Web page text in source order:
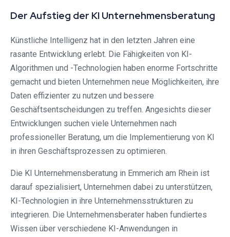
Der Aufstieg der KI Unternehmensberatung
Künstliche Intelligenz hat in den letzten Jahren eine
rasante Entwicklung erlebt. Die Fähigkeiten von KI-
Algorithmen und -Technologien haben enorme Fortschritte
gemacht und bieten Unternehmen neue Möglichkeiten, ihre
Daten effizienter zu nutzen und bessere
Geschäftsentscheidungen zu treffen. Angesichts dieser
Entwicklungen suchen viele Unternehmen nach
professioneller Beratung, um die Implementierung von KI
in ihren Geschäftsprozessen zu optimieren.
Die KI Unternehmensberatung in Emmerich am Rhein ist
darauf spezialisiert, Unternehmen dabei zu unterstützen,
KI-Technologien in ihre Unternehmensstrukturen zu
integrieren. Die Unternehmensberater haben fundiertes
Wissen über verschiedene KI-Anwendungen in